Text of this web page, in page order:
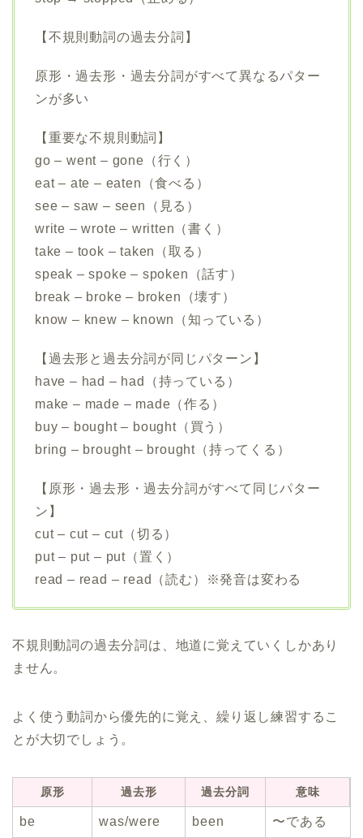
【不規則動詞の過去分詞】
原形・過去形・過去分詞がすべて異なるパター
ンが多い
【重要な不規則動詞】
go – went – gone（行く）
eat – ate – eaten（食べる）
see – saw – seen（見る）
write – wrote – written（書く）
take – took – taken（取る）
speak – spoke – spoken（話す）
break – broke – broken（壊す）
know – knew – known（知っている）
【過去形と過去分詞が同じパターン】
have – had – had（持っている）
make – made – made（作る）
buy – bought – bought（買う）
bring – brought – brought（持ってくる）
【原形・過去形・過去分詞がすべて同じパター
ン】
cut – cut – cut（切る）
put – put – put（置く）
read – read – read（読む）※発音は変わる
不規則動詞の過去分詞は、地道に覚えていくしかあり
ません。
よく使う動詞から優先的に覚え、繰り返し練習するこ
とが大切でしょう。
原形 過去形 過去分詞 意味
be was/were been 〜である